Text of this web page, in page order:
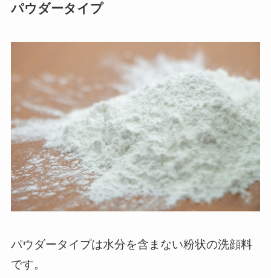
パウダータイプ
パウダータイプは水分を含まない粉状の洗顔料
です。